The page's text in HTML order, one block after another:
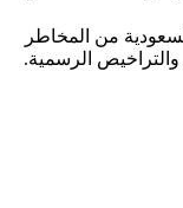
من المخاطر
والتراخيص الرسمية.